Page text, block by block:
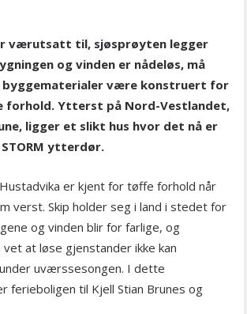
værutsatt til, sjøsprøyten legger
og vinden er nådeløs, må
byggematerialer være konstruert for
forhold. Ytterst på Nord-Vestlandet,
ligger et slikt hus hvor det nå er
ytterdør.
er kjent for tøffe forhold når
verst. Skip holder seg i land i stedet for
og vinden blir for farlige, og
vet at løse gjenstander ikke kan
uværssesongen. I dette
ferieboligen til Kjell Stian Brunes og